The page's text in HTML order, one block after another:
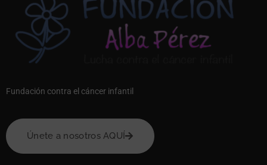
Fundación contra el cáncer infantil
Únete a nosotros AQUÍ